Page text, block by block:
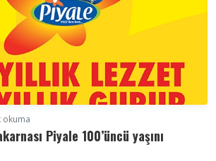
okuma
Piyale 100’üncü yaşını